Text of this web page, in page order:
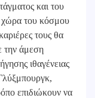
και του
χώρα του κόσμου
τους θα
την άμεση
ιθαγένειας
επιδιώκουν να